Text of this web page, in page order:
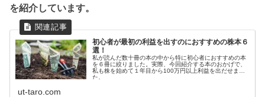
を紹介しています。
初心者が最初の利益を出すのにおすすめの株本６
選！
私が読んだ数十冊の本の中から特に初心者におすすめの本
を６冊に絞りました。実際、今回紹介する本のおかげで、
私も株を始めて１年目から100万円以上利益を出だせまし
た。
ut-taro.com